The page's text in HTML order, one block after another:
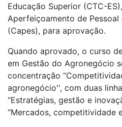
Educação Superior (CTC-
Aperfeiçoamento de
(Capes), para aprovação.
Quando aprovado, o curso
em Gestão do Agronegócio
concentração
agronegócio'', com duas
“Estratégias, gestão e
“Mercados, competitividade